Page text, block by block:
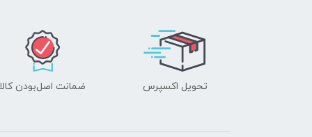
تحویل اکسپرس ضمانت اصل‌بودن کالا